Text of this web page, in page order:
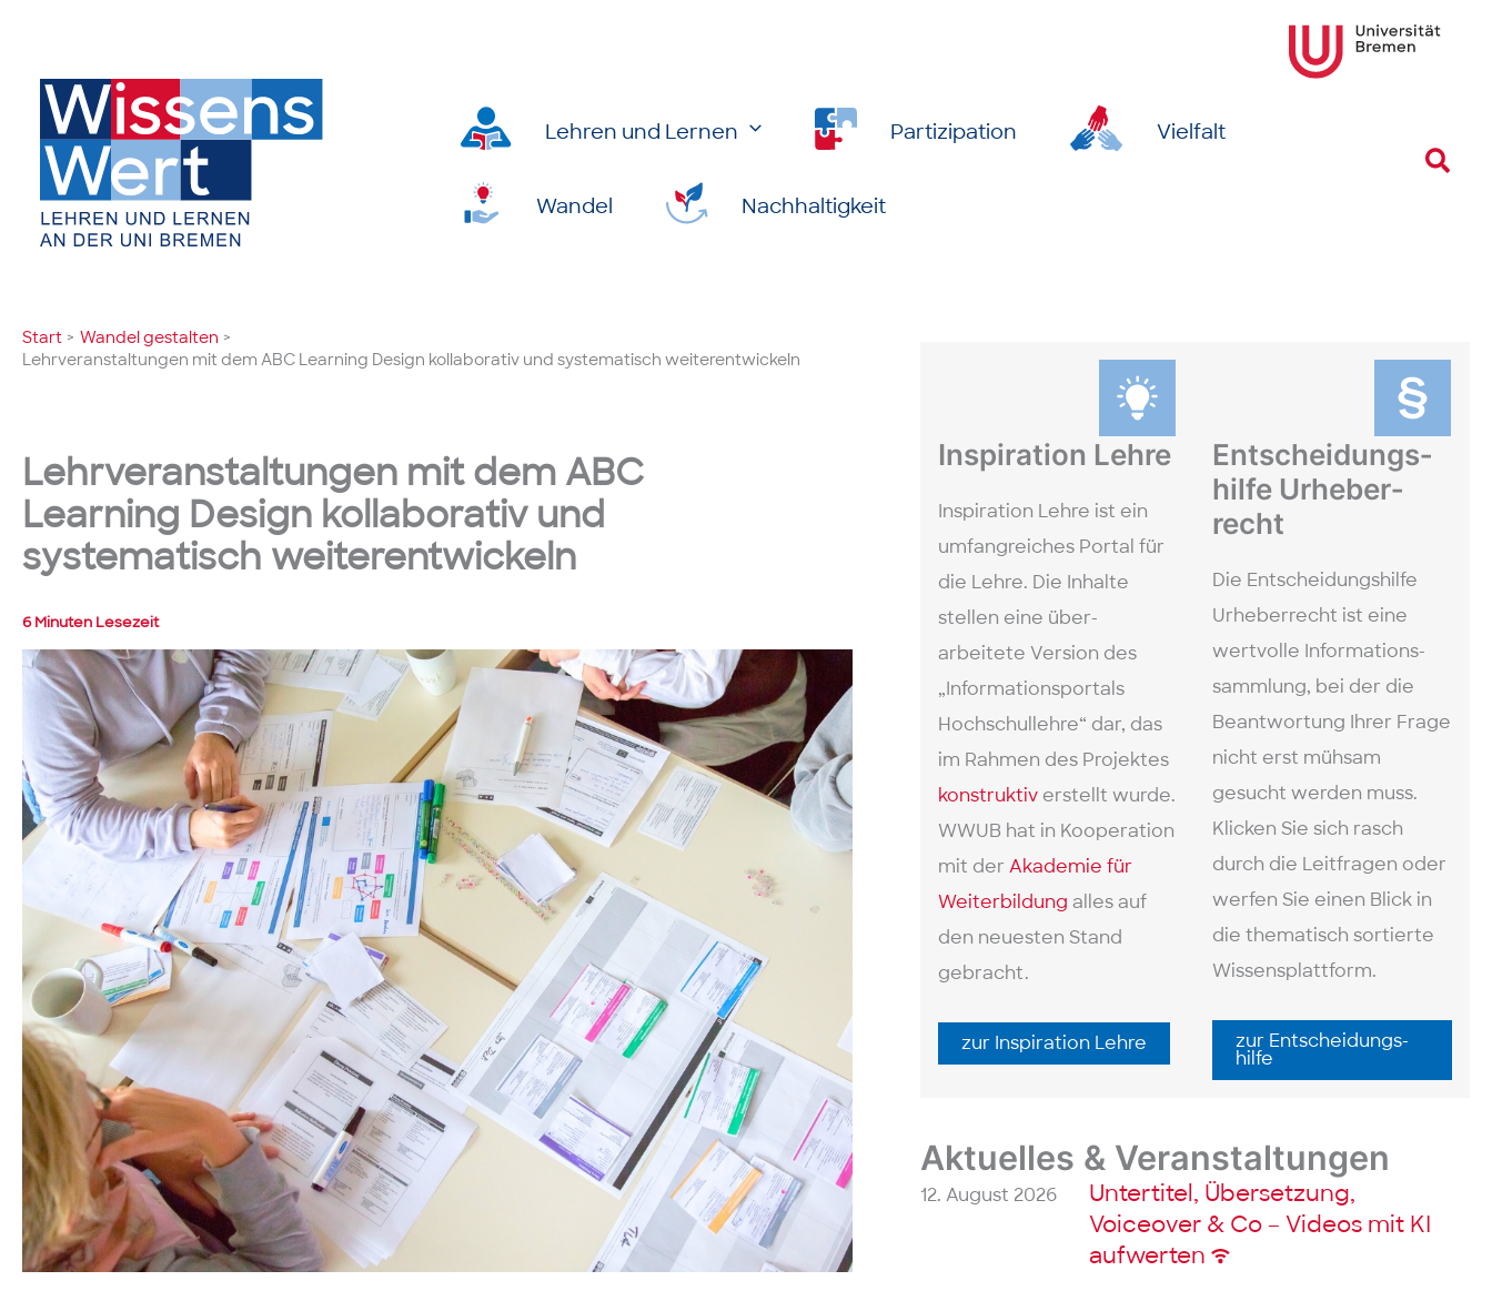
springen
Lehren und Lernen
Partizipation Vielfalt
Wandel Nachhaltigkeit
Start
Wandel gestalten
Lehrveranstaltungen mit dem ABC Learning Design kollaborativ und systematisch weiterentwickeln
Lehrveranstaltungen mit dem ABC
Learning Design kollaborativ und
systematisch weiterentwickeln
6 Minuten Lesezeit
Inspiration Lehre
Inspiration Lehre ist ein
umfang­reiches Portal für
die Lehre. Die Inhalte
stellen eine über­
arbeitete Version des
„Informations­portals
Hochschul­lehre“ dar, das
im Rahmen des Projektes
konstruktiverstellt wurde.
WWUB hat in Kooperation
mit der Akademie für
Weiterbildung alles auf
den neuesten Stand
gebracht.
zur Inspiration Lehre
Ent­scheidungs­
hilfe Urheber­
recht
Die Entscheidungs­hilfe
Urheber­recht ist eine
wertvolle Informations­
sammlung, bei der die
Beantwortung Ihrer Frage
nicht erst mühsam
gesucht werden muss.
Klicken Sie sich rasch
durch die Leit­fragen oder
werfen Sie einen Blick in
die thematisch sortierte
Wissens­plattform.
zur Ent­scheidungs­
hilfe
Aktuelles & Veranstaltungen
12. August 2026
Untertitel, Übersetzung,
Voiceover & Co – Videos mit KI
aufwerten